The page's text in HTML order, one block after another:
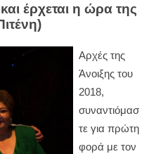
έρχεται η ώρα της
Αρχές της
Άνοιξης του
2018,
συναντιόμασ
τε για πρώτη
φορά με τον